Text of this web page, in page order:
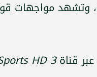
من الليجا الإسبانية، وتشهد
HD 3